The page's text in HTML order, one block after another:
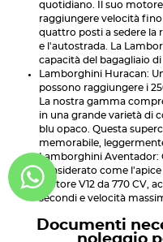
quotidiano. Il suo
raggiungere velocità fino
quattro posti a sedere la
e l'autostrada. La
capacità del bagagliaio di
Lamborghini Huracan:
possono raggiungere i
La nostra gamma
in una grande varietà di
blu opaco. Questa
memorabile,
Lamborghini Aventador:
considerato come
motore V12 da 770 CV,
secondi e velocità
Documenti